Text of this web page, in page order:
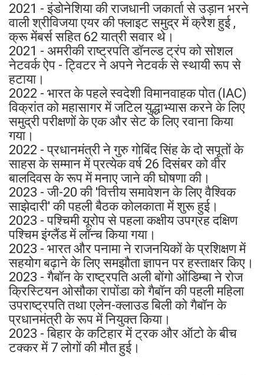
2021 - इंडोनेशिया की राजधानी जकार्ता से उड़ान भरने
वाली श्रीविजया एयर की फ्लाइट समुद्र में क्रैश हुई ,
क्रू मेंबर्स सहित 62 यात्री सवार थे।
2021 - अमरीकी राष्‍ट्रपति डॉनल्‍ड ट्रंप को सोशल
नेटवर्क ऐप - ट्विटर ने अपने नेटवर्क से स्‍थायी रूप से
हटाया।
2022 - भारत के पहले स्वदेशी विमानवाहक पोत (IAC)
विक्रांत को महासागर में जटिल युद्धाभ्यास करने के लिए
समुद्री परीक्षणों के एक और सेट के लिए रवाना किया
गया।
2022 - प्रधानमंत्री ने गुरु गोबिंद सिंह के दो सपूतों के
साहस के सम्‍मान में प्रत्‍येक वर्ष 26 दिसंबर को वीर
बालदिवस के रूप में मनाए जाने की घोषणा की।
2023 - जी-20 की 'वित्तीय समावेशन के लिए वैश्विक
साझेदारी' की पहली बैठक कोलकाता में शुरू हुई।
2023 - पश्चिमी यूरोप से पहला कक्षीय उपग्रह दक्षिण
पश्चिम इंग्लैंड में लॉन्च किया गया।
2023 - भारत और पनामा ने राजनयिकों के प्रशिक्षण में
सहयोग बढ़ाने के लिए समझौता ज्ञापन पर हस्ताक्षर किए।
2023 - गैबॉन के राष्ट्रपति अली बोंगो ओंडिम्बा ने रोज
क्रिस्टियन ओसौका रापोंडा को गैबॉन की पहली महिला
उपराष्ट्रपति तथा एलेन-क्लाउड बिली को गैबॉन के
प्रधानमंत्री के रूप में नियुक्त किया।
2023 - बिहार के कटिहार में ट्रक और ऑटो के बीच
टक्कर में 7 लोगों की मौत हुई।